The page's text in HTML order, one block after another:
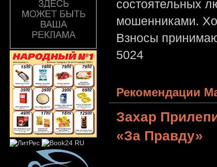
состоятельных
мошенниками.
Взносы
5024
Рекомендации
Захар
«За Правду»